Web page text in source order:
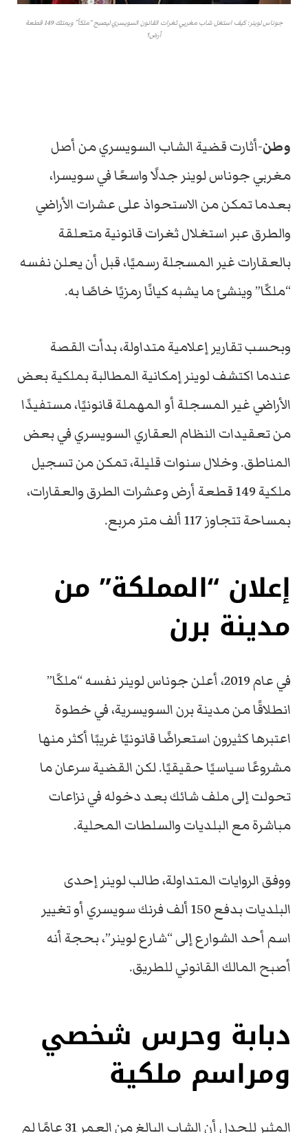
جوناس لوينر: كيف استغل شاب مغربي ثغرات القانون السويسري ليصبح “ملكاً” ويمتلك 149 قطعة
أرض؟
وطن-أثارت قضية الشاب السويسري من أصل
مغربي جوناس لوينر جدلًا واسعًا في سويسرا،
بعدما تمكن من الاستحواذ على عشرات الأراضي
والطرق عبر استغلال ثغرات قانونية متعلقة
بالعقارات غير المسجلة رسميًا، قبل أن يعلن نفسه
“ملكًا” وينشئ ما يشبه كيانًا رمزيًا خاصًا به.
وبحسب تقارير إعلامية متداولة، بدأت القصة
عندما اكتشف لوينر إمكانية المطالبة بملكية بعض
الأراضي غير المسجلة أو المهملة قانونيًا، مستفيدًا
من تعقيدات النظام العقاري السويسري في بعض
المناطق. وخلال سنوات قليلة، تمكن من تسجيل
ملكية 149 قطعة أرض وعشرات الطرق والعقارات،
بمساحة تتجاوز 117 ألف متر مربع.
إعلان “المملكة” من
مدينة برن
في عام 2019، أعلن جوناس لوينر نفسه “ملكًا”
انطلاقًا من مدينة برن السويسرية، في خطوة
اعتبرها كثيرون استعراضًا قانونيًا غريبًا أكثر منها
مشروعًا سياسيًا حقيقيًا. لكن القضية سرعان ما
تحولت إلى ملف شائك بعد دخوله في نزاعات
مباشرة مع البلديات والسلطات المحلية.
ووفق الروايات المتداولة، طالب لوينر إحدى
البلديات بدفع 150 ألف فرنك سويسري أو تغيير
اسم أحد الشوارع إلى “شارع لوينر”، بحجة أنه
أصبح المالك القانوني للطريق.
دبابة وحرس شخصي
ومراسم ملكية
المثير للجدل أن الشاب البالغ من العمر 31 عامًا لم